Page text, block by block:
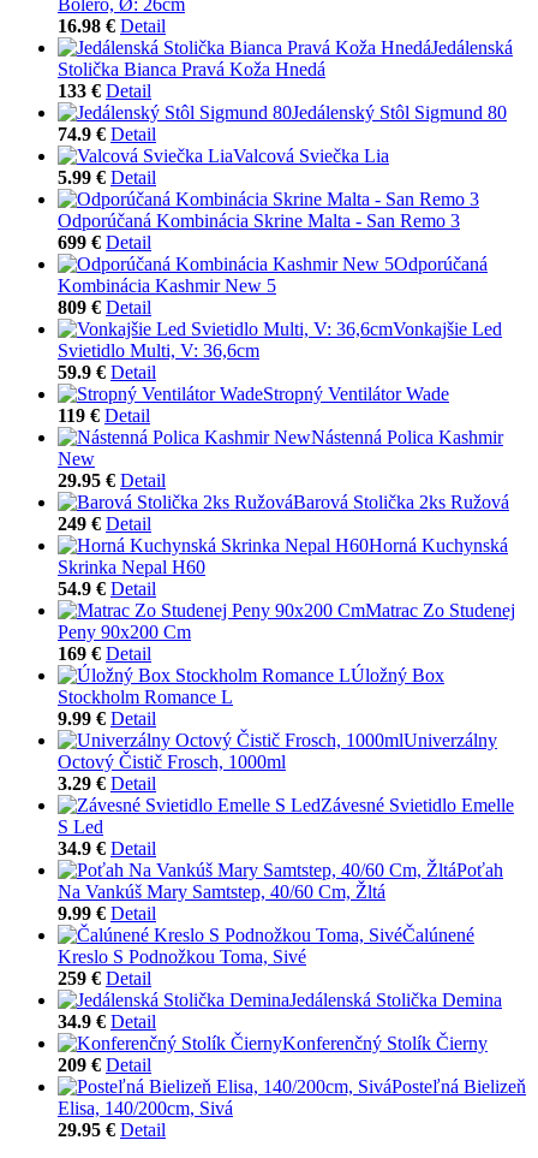
16.98 € Detail
Jedálenská
Stolička Bianca Pravá Koža Hnedá
133 € Detail
Jedálenský Stôl Sigmund 80
74.9 € Detail
Valcová Sviečka Lia
5.99 € Detail
Odporúčaná Kombinácia Skrine Malta - San Remo 3
699 € Detail
Odporúčaná
Kombinácia Kashmir New 5
809 € Detail
Vonkajšie Led
Svietidlo Multi, V: 36,6cm
59.9 € Detail
Stropný Ventilátor Wade
119 € Detail
Nástenná Polica Kashmir
New
29.95 € Detail
Barová Stolička 2ks Ružová
249 € Detail
Horná Kuchynská
Skrinka Nepal H60
54.9 € Detail
Matrac Zo Studenej
Peny 90x200 Cm
169 € Detail
Úložný Box
Stockholm Romance L
9.99 € Detail
Univerzálny
Octový Čistič Frosch, 1000ml
3.29 € Detail
Závesné Svietidlo Emelle
S Led
34.9 € Detail
Poťah
Na Vankúš Mary Samtstep, 40/60 Cm, Žltá
9.99 € Detail
Čalúnené
Kreslo S Podnožkou Toma, Sivé
259 € Detail
Jedálenská Stolička Demina
34.9 € Detail
Konferenčný Stolík Čierny
209 € Detail
Posteľná Bielizeň
Elisa, 140/200cm, Sivá
29.95 € Detail